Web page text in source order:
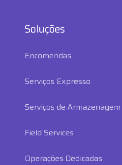
Soluções
Encomendas
Serviços Expresso
Serviços de Armazenagem
Field Services
Operações Dedicadas